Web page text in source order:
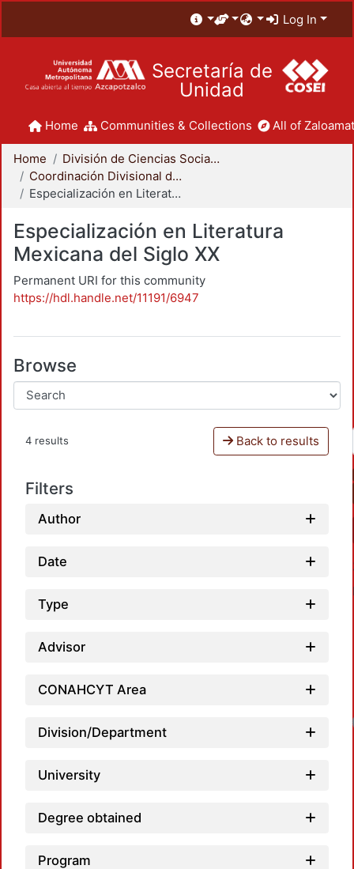
Log In
Secretaría de
Unidad
Home Communities & Collections All of
Home
División de Ciencias Sociales y Humanidades
Coordinación Divisional de Posgrado
Especialización en Literatura Mexicana del Siglo XX
Especialización en Literatura
Mexicana del Siglo XX
Permanent URI for this community
https://hdl.handle.net/11191/6947
Browse
4 results Back to results
Filters
Author
Date
Type
Advisor
CONAHCYT Area
Division/Department
University
Degree obtained
Program